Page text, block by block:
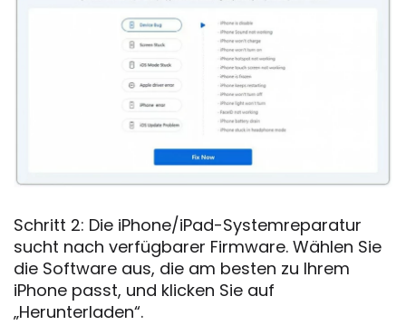
Schritt 2: Die iPhone/iPad-Systemreparatur
sucht nach verfügbarer Firmware. Wählen Sie
die Software aus, die am besten zu Ihrem
iPhone passt, und klicken Sie auf
„Herunterladen“.